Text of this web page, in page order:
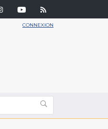
CONNEXION